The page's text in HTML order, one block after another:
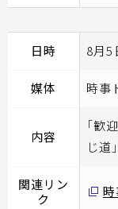
日時 8月5
媒体 時事
内容
「歓
じ道
関連リン
ク